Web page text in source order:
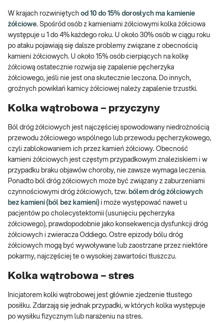
W krajach rozwiniętych od 10 do 15% dorosłych ma kamienie
żółciowe. Spośród osób z kamieniami żółciowymi kolka żółciowa
występuje u 1 do 4% każdego roku. U około 30% osób w ciągu roku
po ataku pojawiają się dalsze problemy związane z obecnością
kamieni żółciowych. U około 15% osób cierpiących na kolkę
żółciową ostatecznie rozwija się zapalenie pęcherzyka
żółciowego, jeśli nie jest ona skutecznie leczona. Do innych,
groźnych powikłań kamicy żółciowej należy zapalenie trzustki.
Kolka wątrobowa – przyczyny
Ból dróg żółciowych jest najczęściej spowodowany niedrożnością
przewodu żółciowego wspólnego lub przewodu pęcherzykowego,
czyli zablokowaniem ich przez kamień żółciowy. Obecność
kamieni żółciowych jest częstym przypadkowym znaleziskiem i w
przypadku braku objawów choroby, nie zawsze wymaga leczenia.
Ponadto ból dróg żółciowych może być związany z zaburzeniami
czynnościowymi dróg żółciowych, tzw. bólem dróg żółciowych
bez kamieni (ból bez kamieni) i może występować nawet u
pacjentów po cholecystektomii (usunięciu pęcherzyka
żółciowego), prawdopodobnie jako konsekwencja dysfunkcji dróg
żółciowych i zwieracza Oddiego. Ostre epizody bólu dróg
żółciowych mogą być wywoływane lub zaostrzane przez niektóre
pokarmy, najczęściej te o wysokiej zawartości tłuszczu.
Kolka wątrobowa – stres
Inicjatorem kolki wątrobowej jest głównie zjedzenie tłustego
posiłku. Zdarzają się jednak przypadki, w których kolka występuje
po wysiłku fizycznym lub narażeniu na stres.